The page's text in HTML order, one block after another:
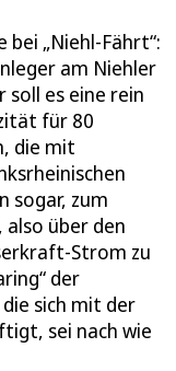
„Niehl-Fährt“:
am Niehler
soll es eine rein
für 80
die mit
sogar, zum
über den
Strom zu
der
sich mit der
sei nach wie